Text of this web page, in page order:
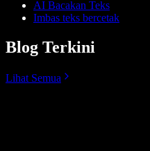
AI Bacakan Teks
Imbas teks bercetak
Blog Terkini
Lihat Semua